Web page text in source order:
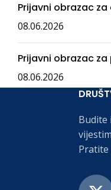
Prijavni obrazac za
08.06.2026
Prijavni obrazac
08.06.2026
Budite
Pratite